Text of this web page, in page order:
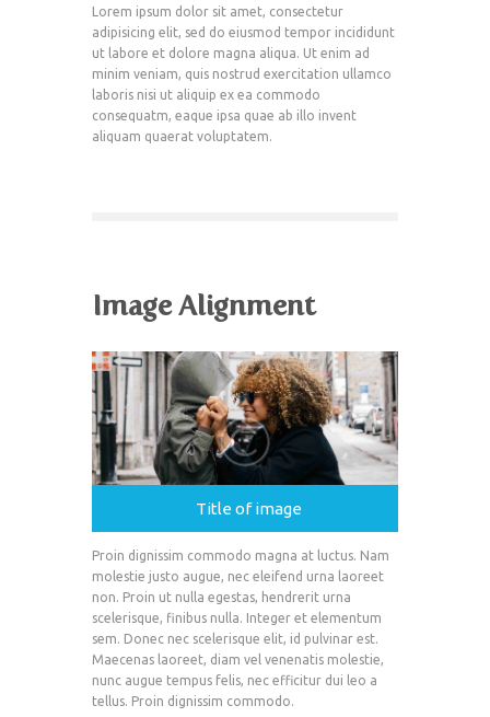
Lorem ipsum dolor sit amet, consectetur
adipisicing elit, sed do eiusmod tempor incididunt
ut labore et dolore magna aliqua. Ut enim ad
minim veniam, quis nostrud exercitation ullamco
laboris nisi ut aliquip ex ea commodo
consequatm, eaque ipsa quae ab illo invent
aliquam quaerat voluptatem.
Image Alignment
Title of image
Proin dignissim commodo magna at luctus. Nam
molestie justo augue, nec eleifend urna laoreet
non. Proin ut nulla egestas, hendrerit urna
scelerisque, finibus nulla. Integer et elementum
sem. Donec nec scelerisque elit, id pulvinar est.
Maecenas laoreet, diam vel venenatis molestie,
nunc augue tempus felis, nec efficitur dui leo a
tellus. Proin dignissim commodo.